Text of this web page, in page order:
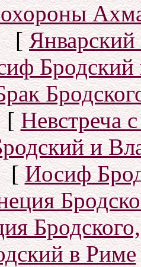
[Январский
Бродский
[Невстреча
и
[Иосиф
в Риме